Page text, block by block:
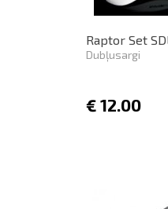
Raptor Set
Dubļusargi
€ 12.00